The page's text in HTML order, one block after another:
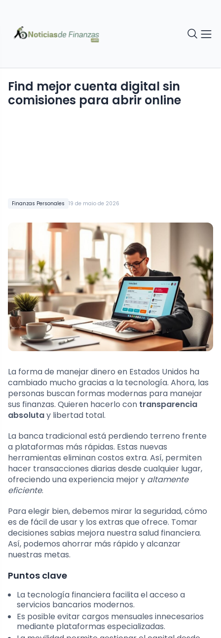
Finanzas Personales 19 de maio de 2026
Find mejor cuenta digital sin
comisiones para abrir online
La forma de manejar dinero en Estados Unidos ha
cambiado mucho gracias a la tecnología. Ahora, las
personas buscan formas modernas para manejar
sus finanzas. Quieren hacerlo con transparencia
absolutay libertad total.
La banca tradicional está perdiendo terreno frente
a plataformas más rápidas. Estas nuevas
herramientas eliminan costos extra. Así, permiten
hacer transacciones diarias desde cualquier lugar,
ofreciendo una experiencia mejor y altamente
eficiente.
Para elegir bien, debemos mirar la seguridad, cómo
es de fácil de usar y los extras que ofrece. Tomar
decisiones sabias mejora nuestra salud financiera.
Así, podemos ahorrar más rápido y alcanzar
nuestras metas.
Puntos clave
La tecnología financiera facilita el acceso a
servicios bancarios modernos.
Es posible evitar cargos mensuales innecesarios
mediante plataformas especializadas.